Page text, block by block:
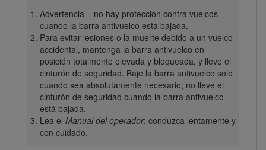
Advertencia – no hay protección contra vuelcos
cuando la barra antivuelco está bajada.
Para evitar lesiones o la muerte debido a un vuelco
accidental, mantenga la barra antivuelco en
posición totalmente elevada y bloqueada, y lleve el
cinturón de seguridad. Baje la barra antivuelco solo
cuando sea absolutamente necesario; no lleve el
cinturón de seguridad cuando la barra antivuelco
está bajada.
Lea el Manual del operador; conduzca lentamente y
con cuidado.